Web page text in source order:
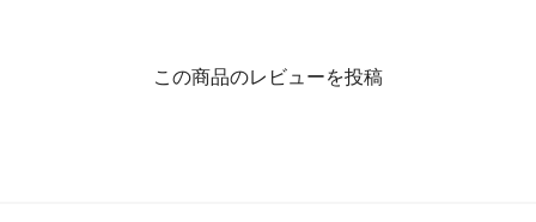
この商品のレビューを投稿